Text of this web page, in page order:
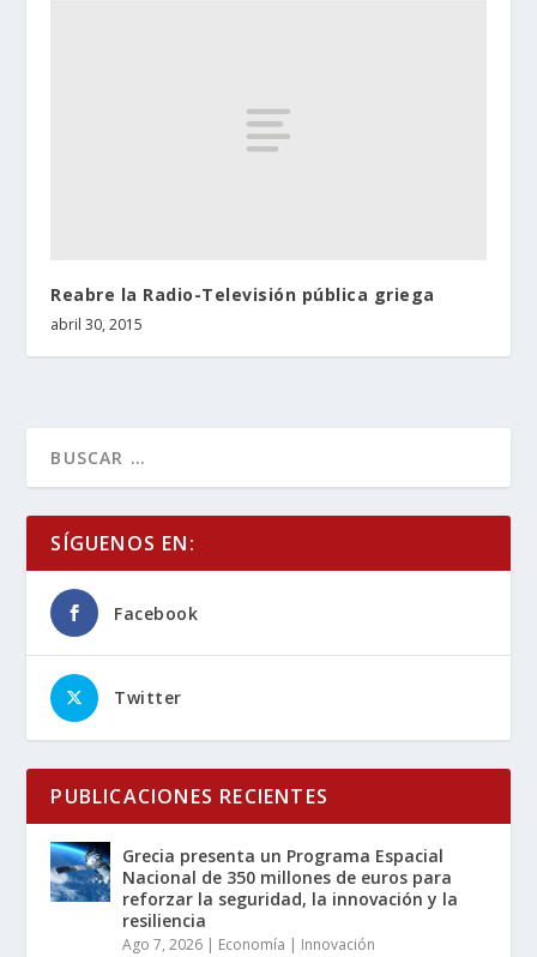
Reabre la Radio-Televisión pública griega
abril 30, 2015
SÍGUENOS EN:
Facebook
Twitter
PUBLICACIONES RECIENTES
Grecia presenta un Programa Espacial
Nacional de 350 millones de euros para
reforzar la seguridad, la innovación y la
resiliencia
Ago 7, 2026 | Economía | Innovación